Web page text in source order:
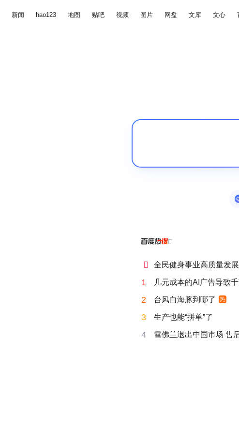
新闻 hao123 地图 贴吧 视频 图片 网盘 文库 文心

 全民健身事业高质量发展
1 几元成本的AI广告导致
2 台风白海豚到哪了 热
3 生产也能“拼单”了
4 雪佛兰退出中国市场 售